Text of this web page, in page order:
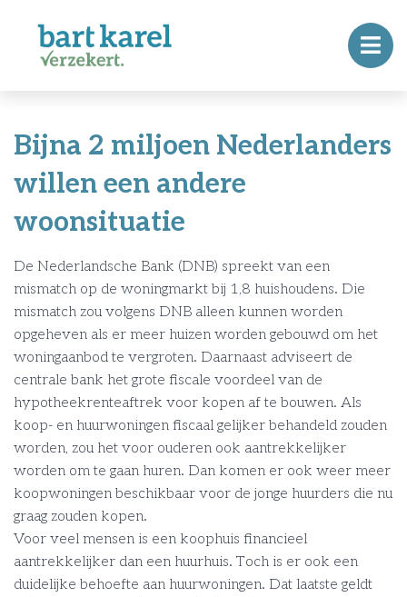
Bijna 2 miljoen Nederlanders
willen een andere
woonsituatie
De Nederlandsche Bank (DNB) spreekt van een
mismatch op de woningmarkt bij 1,8 huishoudens. Die
mismatch zou volgens DNB alleen kunnen worden
opgeheven als er meer huizen worden gebouwd om het
woningaanbod te vergroten. Daarnaast adviseert de
centrale bank het grote fiscale voordeel van de
hypotheekrenteaftrek voor kopen af te bouwen. Als
koop- en huurwoningen fiscaal gelijker behandeld zouden
worden, zou het voor ouderen ook aantrekkelijker
worden om te gaan huren. Dan komen er ook weer meer
koopwoningen beschikbaar voor de jonge huurders die nu
graag zouden kopen.
Voor veel mensen is een koophuis financieel
aantrekkelijker dan een huurhuis. Toch is er ook een
duidelijke behoefte aan huurwoningen. Dat laatste geldt